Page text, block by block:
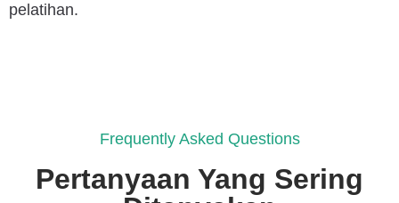
pelatihan.
Frequently Asked Questions
Pertanyaan Yang Sering